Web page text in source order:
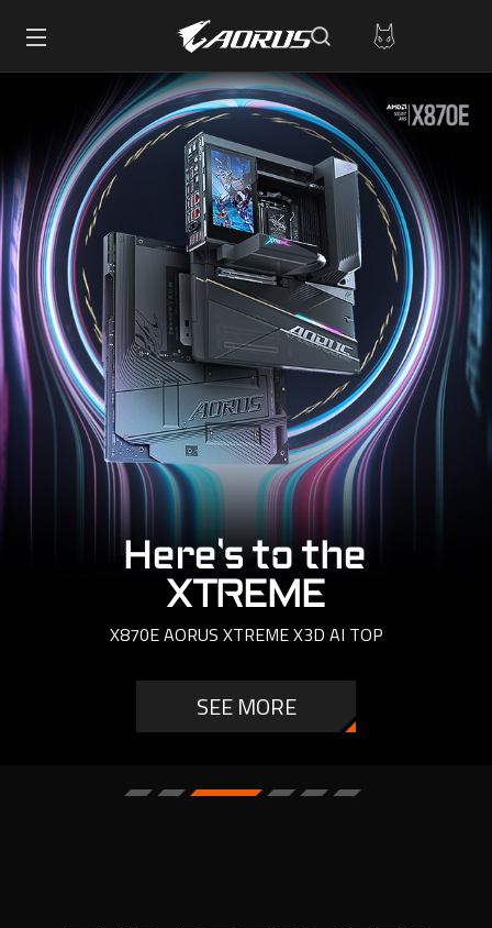
Here's to the
XTREME
X870E AORUS XTREME X3D AI TOP
SEE MORE